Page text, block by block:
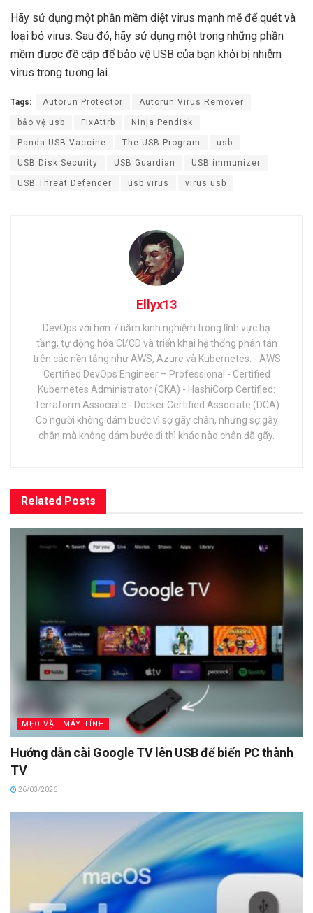
Hãy sử dụng một phần mềm diệt virus mạnh mẽ để quét và
loại bỏ virus. Sau đó, hãy sử dụng một trong những phần
mềm được đề cập để bảo vệ USB của bạn khỏi bị nhiễm
virus trong tương lai.
Tags: Autorun Protector Autorun Virus Remover
bảo vệ usb FixAttrb Ninja Pendisk
Panda USB Vaccine The USB Program usb
USB Disk Security USB Guardian USB immunizer
USB Threat Defender usb virus virus usb
Ellyx13
DevOps với hơn 7 năm kinh nghiệm trong lĩnh vực hạ
tầng, tự động hóa CI/CD và triển khai hệ thống phân tán
trên các nền tảng như AWS, Azure và Kubernetes. - AWS
Certified DevOps Engineer – Professional - Certified
Kubernetes Administrator (CKA) - HashiCorp Certified:
Terraform Associate - Docker Certified Associate (DCA)
Có người không dám bước vì sợ gãy chân, nhưng sợ gãy
chân mà không dám bước đi thì khác nào chân đã gãy.
Related Posts
MẸO VẶT MÁY TÍNH
Hướng dẫn cài Google TV lên USB để biến PC thành
TV
26/03/2026